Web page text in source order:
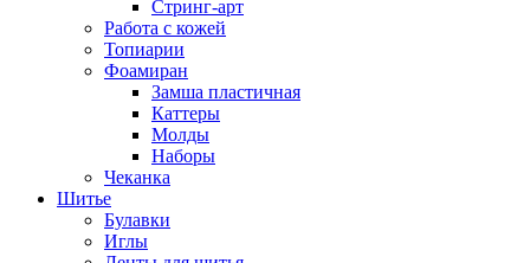
Стринг-арт
Работа с кожей
Топиарии
Фоамиран
Замша пластичная
Каттеры
Молды
Наборы
Чеканка
Шитье
Булавки
Иглы